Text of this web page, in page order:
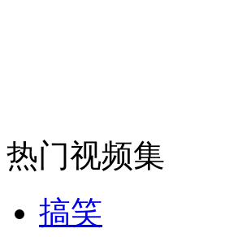
热门视频集
搞笑